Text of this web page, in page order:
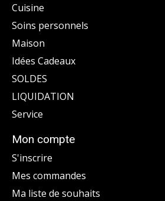
Cuisine
Soins personnels
Maison
Idées Cadeaux
SOLDES
LIQUIDATION
Service
Mon compte
S'inscrire
Mes commandes
Ma liste de souhaits